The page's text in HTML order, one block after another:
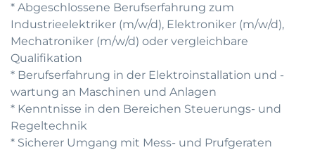
* Abgeschlossene Berufserfahrung zum
Industrieelektriker (m/w/d), Elektroniker (m/w/d),
Mechatroniker (m/w/d) oder vergleichbare
Qualifikation
* Berufserfahrung in der Elektroinstallation und -
wartung an Maschinen und Anlagen
* Kenntnisse in den Bereichen Steuerungs- und
Regeltechnik
* Sicherer Umgang mit Mess- und Prufgeraten